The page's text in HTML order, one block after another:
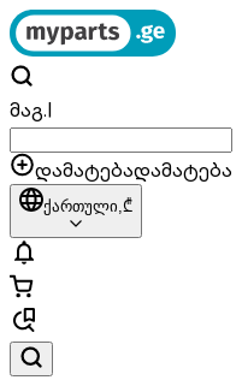
მაგ.|
დამატებადამატება
ქართული,₾